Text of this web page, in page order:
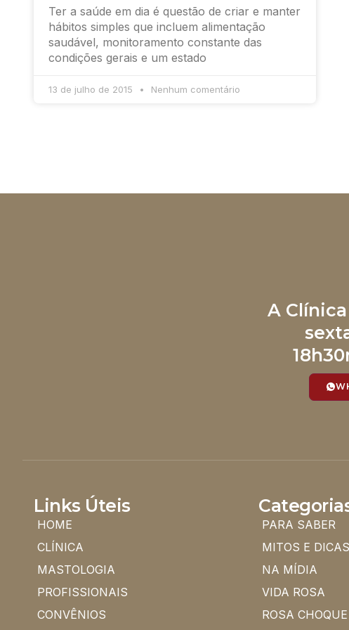
Ter a saúde em dia é questão de criar e manter
hábitos simples que incluem alimentação
saudável, monitoramento constante das
condições gerais e um estado
13 de julho de 2015 Nenhum comentário
A
Links Úteis
HOME
CLÍNICA
MASTOLOGIA
PROFISSIONAIS
CONVÊNIOS
PARA SABER
MITOS E DICAS
NA MÍDIA
VIDA ROSA
ROSA CHOQUE